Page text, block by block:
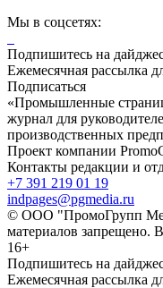
Мы в соцсетях:
Подпишитесь на
Ежемесячная рассылка
Подписаться
«Промышленные
журнал для
производственных
Проект компании
Контакты редакции и
+7 391 219 01 19
indpages@pgmedia.ru
© ООО "ПромоГрупп
материалов запрещено.
16+
Подпишитесь на
Ежемесячная рассылка